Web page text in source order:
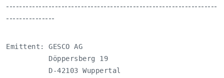
-----------------------------------------------------------------
---------------
Emittent: GESCO AG
          Döppersberg 19
          D-42103 Wuppertal